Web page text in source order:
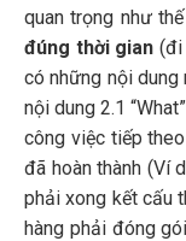
quan trọng như
đúng thời gian (đi
có những nội dung
nội dung 2.1
công việc tiếp
đã hoàn thành (Ví
phải xong kết cấu
hàng phải đóng